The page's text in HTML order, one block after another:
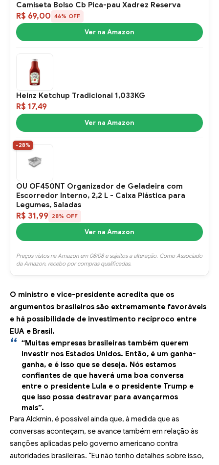
Camiseta Bolso Cb Pica-pau Xadrez Reserva
R$ 69,00 46% OFF
Ver na Amazon
Heinz Ketchup Tradicional 1,033KG
R$ 17,49
Ver na Amazon
-28%
OU OF450NT Organizador de Geladeira com
Escorredor Interno, 2,2 L - Caixa Plástica para
Legumes, Saladas
R$ 31,99 28% OFF
Ver na Amazon
Preços vistos na Amazon em 08/08 e sujeitos a alteração. Como Associado
da Amazon, recebo por compras qualificadas.
O ministro e vice-presidente acredita que os
argumentos brasileiros são extremamente favoráveis
e há possibilidade de investimento recíproco entre
EUA e Brasil.
“Muitas empresas brasileiras também querem
investir nos Estados Unidos. Então, é um ganha-
ganha, e é isso que se deseja. Nós estamos
confiantes de que haverá uma boa conversa
entre o presidente Lula e o presidente Trump e
que isso possa destravar para avançarmos
mais”.
Para Alckmin, é possível ainda que, à medida que as
conversas aconteçam, se avance também em relação às
sanções aplicadas pelo governo americano contra
autoridades brasileiras. “Eu não tenho detalhes sobre isso,